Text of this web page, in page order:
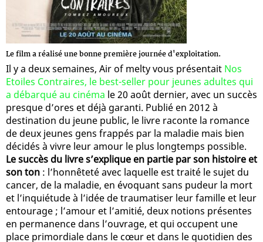
Le film a réalisé une bonne première journée d'exploitation.
Il y a deux semaines, Air of melty vous présentait Nos
Etoiles Contraires, le best-seller pour jeunes adultes qui
a débarqué au cinéma le 20 août dernier, avec un succès
presque d’ores et déjà garanti. Publié en 2012 à
destination du jeune public, le livre raconte la romance
de deux jeunes gens frappés par la maladie mais bien
décidés à vivre leur amour le plus longtemps possible.
Le succès du livre s’explique en partie par son histoire et
son ton : l’honnêteté avec laquelle est traité le sujet du
cancer, de la maladie, en évoquant sans pudeur la mort
et l’inquiétude à l’idée de traumatiser leur famille et leur
entourage ; l’amour et l’amitié, deux notions présentes
en permanence dans l’ouvrage, et qui occupent une
place primordiale dans le cœur et dans le quotidien des